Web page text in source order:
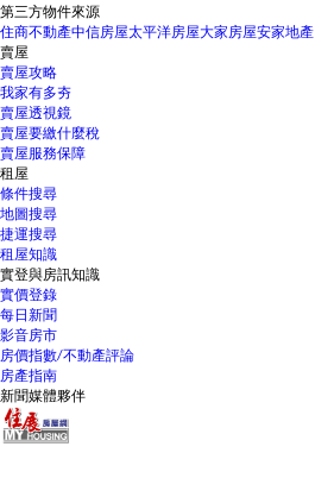
第三方物件來源
住商不動產中信房屋太平洋房屋大家房屋安家地產
賣屋
賣屋攻略
我家有多夯
賣屋透視鏡
賣屋要繳什麼稅
賣屋服務保障
租屋
條件搜尋
地圖搜尋
捷運搜尋
租屋知識
實登與房訊知識
實價登錄
每日新聞
影音房市
房價指數/不動產評論
房產指南
新聞媒體夥伴